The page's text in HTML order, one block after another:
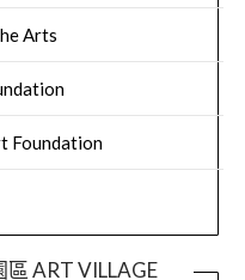
Arts
Foundation
ART VILLAGE